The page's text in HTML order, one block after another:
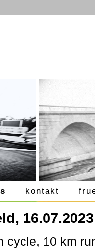
kontakt
16.07.2023
cycle, 10 km